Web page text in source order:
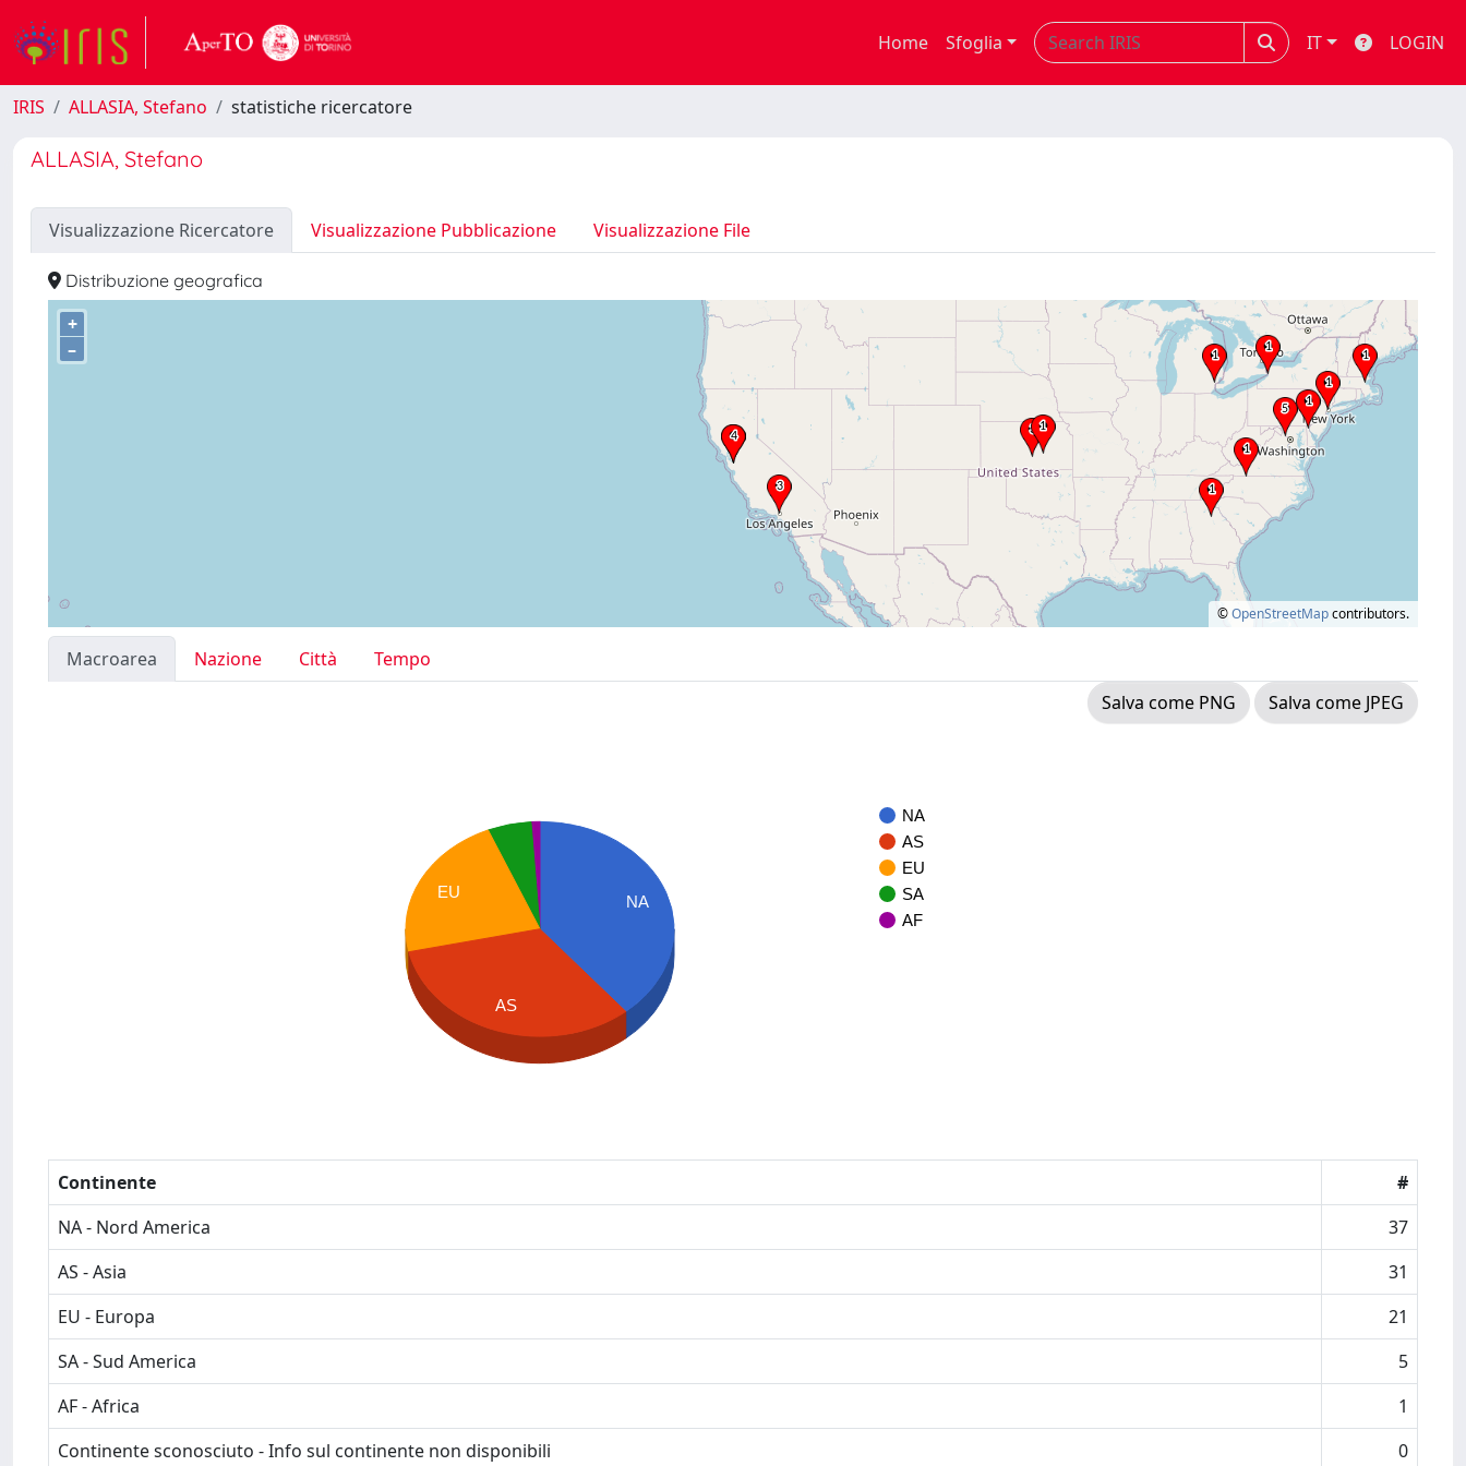
Home Sfoglia IT LOGIN
IRIS ALLASIA, Stefano statistiche ricercatore
ALLASIA, Stefano
Visualizzazione Ricercatore Visualizzazione Pubblicazione Visualizzazione File
Distribuzione geografica
+
–
©OpenStreetMapcontributors.
Macroarea Nazione Città
Tempo
Salva come PNG
Salva come JPEG
NA
AS
EU
SA
AF
NA
EU
AS
Continente
#
NA - Nord America
37
AS - Asia
31
EU - Europa
21
SA - Sud America
5
AF - Africa
1
Continente sconosciuto - Info sul continente non disponibili
0